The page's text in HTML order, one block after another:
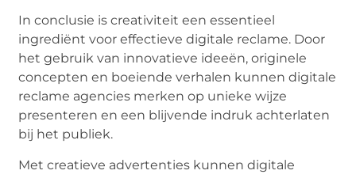
In conclusie is creativiteit een essentieel
ingrediënt voor effectieve digitale reclame. Door
het gebruik van innovatieve ideeën, originele
concepten en boeiende verhalen kunnen digitale
reclame agencies merken op unieke wijze
presenteren en een blijvende indruk achterlaten
bij het publiek.
Met creatieve advertenties kunnen digitale